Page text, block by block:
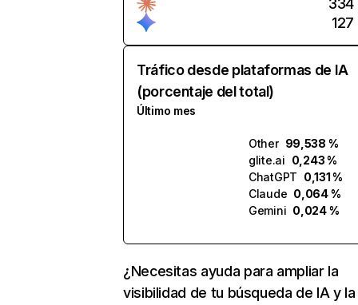
127
Tráfico desde plataformas de IA
(porcentaje del total)
Último mes
Other 99,538 %
glite.ai 0,243 %
ChatGPT 0,131 %
Claude 0,064 %
Gemini 0,024 %
¿Necesitas ayuda para ampliar la
visibilidad de tu búsqueda de IA y la